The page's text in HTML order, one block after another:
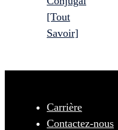
[Tout
Savoir]
Carrière
Contactez-nous